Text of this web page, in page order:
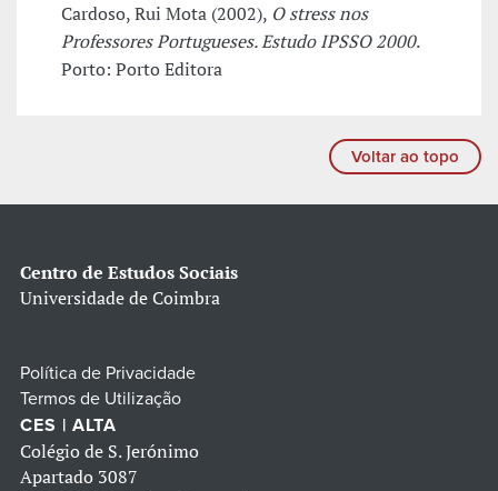
Cardoso, Rui Mota (2002), O stress nos
Professores Portugueses. Estudo IPSSO 2000.
Porto: Porto Editora
Voltar ao topo
Centro de Estudos Sociais
Universidade de Coimbra
Política de Privacidade
Termos de Utilização
CES | ALTA
Colégio de S. Jerónimo
Apartado 3087